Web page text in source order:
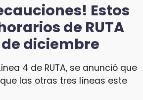
Estos
de RUTA
diciembre
4 de RUTA, se anunció que
las otras tres líneas este